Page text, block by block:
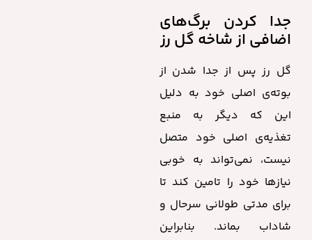
جدا کردن برگ‌های
اضافی از شاخه گل رز
گل رز پس از جدا شدن از
بوته‌ی اصلی خود به دلیل
این که دیگر به منبع
تغذیه‌ی اصلی خود متصل
نیست، نمی‌تواند به خوبی
نیازها خود را تامین کند تا
برای مدتی طولانی سرحال و
شاداب بماند. بنابراین